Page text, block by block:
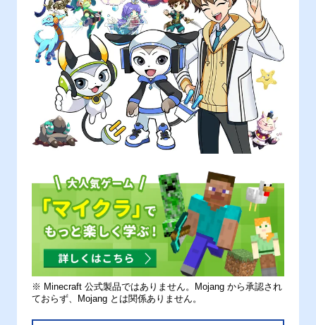
※ Minecraft 公式製品ではありません。Mojang から承認され
ておらず、Mojang とは関係ありません。